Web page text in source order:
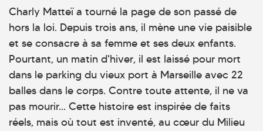
Charly Matteï a tourné la page de son passé de
hors la loi. Depuis trois ans, il mène une vie paisible
et se consacre à sa femme et ses deux enfants.
Pourtant, un matin d'hiver, il est laissé pour mort
dans le parking du vieux port à Marseille avec 22
balles dans le corps. Contre toute attente, il ne va
pas mourir... Cette histoire est inspirée de faits
réels, mais où tout est inventé, au cœur du Milieu